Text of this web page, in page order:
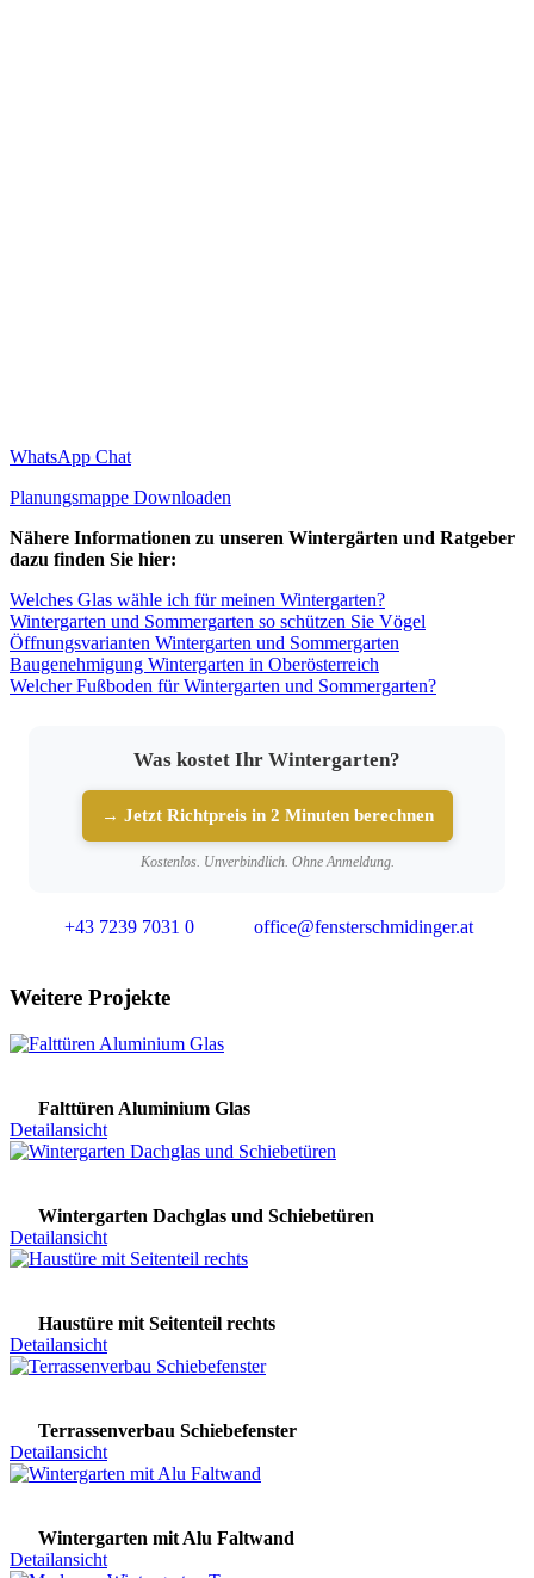
WhatsApp Chat
Planungsmappe Downloaden
Nähere Informationen zu unseren Wintergärten und Ratgeber
dazu finden Sie hier:
Welches Glas wähle ich für meinen Wintergarten?
Wintergarten und Sommergarten so schützen Sie Vögel
Öffnungsvarianten Wintergarten und Sommergarten
Baugenehmigung Wintergarten in Oberösterreich
Welcher Fußboden für Wintergarten und Sommergarten?
Was kostet Ihr Wintergarten?
→ Jetzt Richtpreis in 2 Minuten berechnen
Kostenlos. Unverbindlich. Ohne Anmeldung.
+43 7239 7031 0 office@fensterschmidinger.at
Weitere Projekte
Falttüren Aluminium Glas
Detailansicht
Wintergarten Dachglas und Schiebetüren
Detailansicht
Haustüre mit Seitenteil rechts
Detailansicht
Terrassenverbau Schiebefenster
Detailansicht
Wintergarten mit Alu Faltwand
Detailansicht